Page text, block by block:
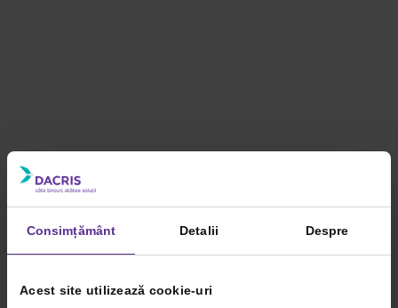
Consimțământ Detalii Despre
Acest site utilizează cookie-uri